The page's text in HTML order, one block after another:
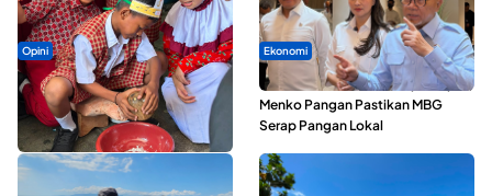
Opini
Tak Sekadar Memarut Kelapa,
Kukuran Tongole Jadi Media
Belajar Etnosains
Ekonomi
SPPG di Maluku Utara Dipercepat,
Menko Pangan Pastikan MBG
Serap Pangan Lokal